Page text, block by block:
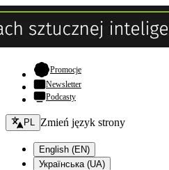
Promocje- otwiera się w nowej karcie
Newsletter
Podcasty
Zmień język - bieżący:
PL Zmień język strony
English (EN)
Українська (UA)